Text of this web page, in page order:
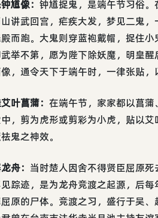
馗像： 钟馗捉鬼，是端午节习俗
讲武回宫，疟疾大发，梦见二鬼
而跑。大鬼则穿蓝袍戴帽，捉住
举不第，愿为陛下除妖魔，明皇
，通令天下于端午时，一律张贴，
叶菖蒲： 在端午节，家家都以菖
，剪为虎形或剪彩为小虎，贴以
鬼之神效。
舟： 当时楚人因舍不得贤臣屈原
踪迹，是为龙舟竞渡之起源，后
原的尸体。竞渡之习，盛行于吴